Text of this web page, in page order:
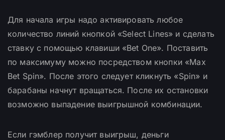
Для начала игры надо активировать любое
количество линий кнопкой «Select Lines» и сделать
ставку с помощью клавиши «Bet One». Поставить
по максимуму можно посредством кнопки «Max
Bet Spin». После этого следует кликнуть «Spin» и
барабаны начнут вращаться. После их остановки
возможно выпадение выигрышной комбинации.
Если гэмблер получит выигрыш, деньги